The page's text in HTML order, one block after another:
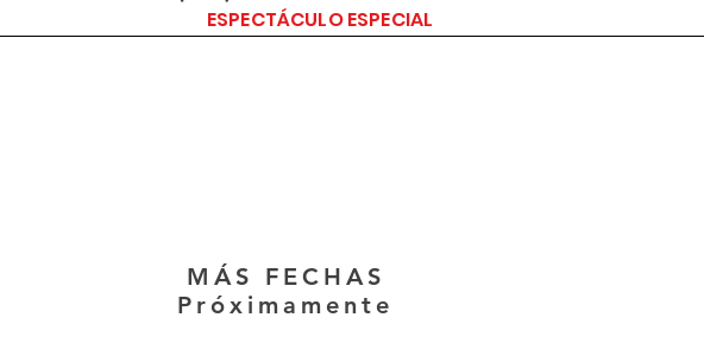
ESPECTÁCULO ESPECIAL
MÁS FECHAS
Próximamente